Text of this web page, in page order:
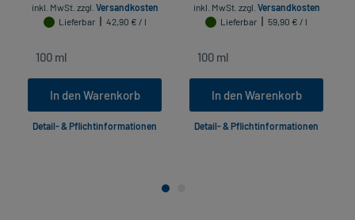
inkl. MwSt. zzgl. Versandkosten
Lieferbar
42,90 € / l
In den Warenkorb
Detail- & Pflichtinformationen
inkl. MwSt. zzgl. Versandkosten
Lieferbar
59,90 € / l
In den Warenkorb
Detail- & Pflichtinformationen